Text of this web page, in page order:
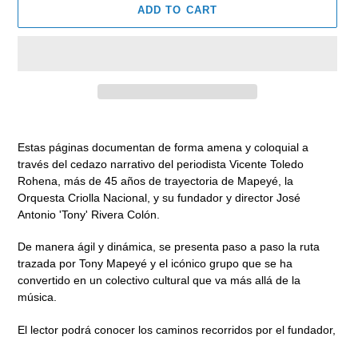
ADD TO CART
Estas páginas documentan de forma amena y coloquial a
través del cedazo narrativo del periodista Vicente Toledo
Rohena, más de 45 años de trayectoria de Mapeyé, la
Orquesta Criolla Nacional, y su fundador y director José
Antonio 'Tony' Rivera Colón.
De manera ágil y dinámica, se presenta paso a paso la ruta
trazada por Tony Mapeyé y el icónico grupo que se ha
convertido en un colectivo cultural que va más allá de la
música.
El lector podrá conocer los caminos recorridos por el fundador,